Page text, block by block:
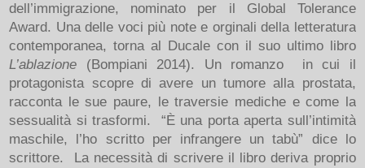
dell’immigrazione, nominato per il Global Tolerance
Award. Una delle voci più note e orginali della letteratura
contemporanea, torna al Ducale con il suo ultimo libro
L’ablazione (Bompiani 2014). Un romanzo in cui il
protagonista scopre di avere un tumore alla prostata,
racconta le sue paure, le traversie mediche e come la
sessualità si trasformi. “È una porta aperta sull’intimità
maschile, l’ho scritto per infrangere un tabù” dice lo
scrittore. La necessità di scrivere il libro deriva proprio